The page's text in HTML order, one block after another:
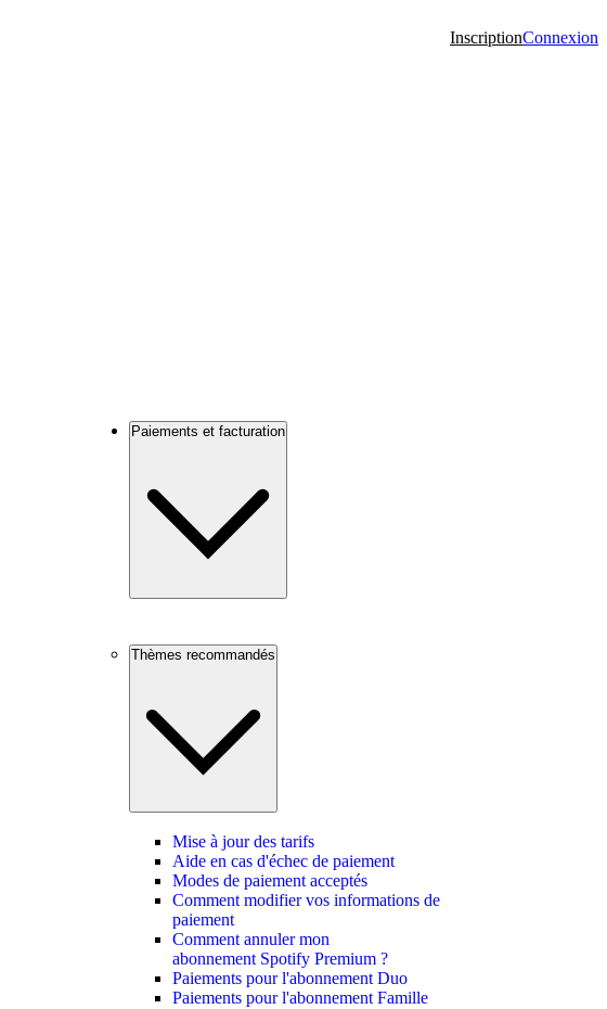
InscriptionConnexion
Paiements et facturation
Thèmes recommandés
Mise à jour des tarifs
Aide en cas d'échec de paiement
Modes de paiement acceptés
Comment modifier vos informations de
paiement
Comment annuler mon
abonnement Spotify Premium ?
Paiements pour l'abonnement Duo
Paiements pour l'abonnement Famille